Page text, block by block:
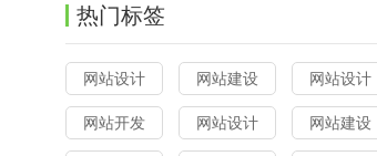
热门标签
网站设计 网站建设 网站设计
网站开发 网站设计 网站建设